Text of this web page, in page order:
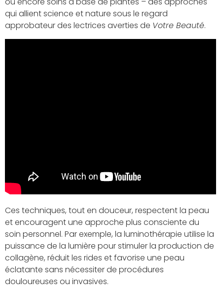
qui allient science et nature sous le regard
approbateur des lectrices averties de Votre Beauté.
Ces techniques, tout en douceur, respectent la peau
et encouragent une approche plus consciente du
soin personnel. Par exemple, la luminothérapie utilise la
puissance de la lumière pour stimuler la production de
collagène, réduit les rides et favorise une peau
éclatante sans nécessiter de procédures
douloureuses ou invasives.